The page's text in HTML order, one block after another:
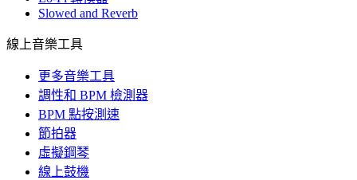
Slowed and Reverb
線上音樂工具
更多音樂工具
調性和 BPM 檢測器
BPM 點按測速
節拍器
虛擬鋼琴
線上鼓機